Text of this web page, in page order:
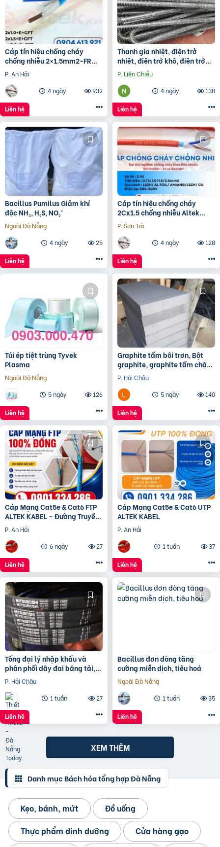
Cáp tín hiệu chống cháy
chống nhiễu 2×1.5mm2-FR
Altek Kabel
P. An Hải
4 ngày
932
Liên hệ
Thanh gia nhiệt, điện trở
nhiệt, điện trở khô, điện trở
đun hóa chất, điện trở lò nung
P. Liên Chiểu
4 ngày
138
Liên hệ
Bacillus Pumilus Giảm khí
độc NH₃, H₂S, NO₂⁻
Ngoài Đà Nẵng
4 ngày
25
Liên hệ
Cáp tín hiệu chống cháy
2Cx1.5 chống nhiễu Altek
Kabel – phân phối Hà Nội, Đà
Nẵng, HCM
P. Sơn Trà
4 ngày
128
Liên hệ
Túi ép tiệt trùng Tyvek
Plasma
Ngoài Đà Nẵng
5 ngày
126
Liên hệ
Graphite tấm bôi trơn, Bột
graphite, graphite tấm chặn
đầu lò, điện cực graphite
P. Hải Châu
5 ngày
140
Liên hệ
Cáp Mạng Cat5e & Cat6 FTP
ALTEK KABEL – Đường Truyền
Ổn Định, Chống Nhiễu Hiệu
Quả
P. An Hải
6 ngày
27
Liên hệ
Cáp Mạng Cat5e & Cat6 UTP
ALTEK KABEL
P. An Hải
1 tuần
37
Liên hệ
Tổng đại lý nhập khẩu và
phân phối dây đai băng tải,
dây Curoa các loại
P. Hải Châu
1 tuần
27
Liên hệ
Bacillus đơn dòng tăng
cường miễn dịch, tiêu hoá
Ngoài Đà Nẵng
1 tuần
35
Liên hệ
XEM THÊM
Danh mục Bách hóa tổng hợp Đà Nẵng
Kẹo, bánh, mứt
Đồ uống
Thực phẩm dinh dưỡng
Cửa hàng gạo